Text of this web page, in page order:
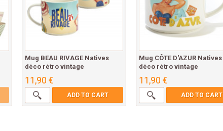
Mug BEAU RIVAGE Natives
déco rétro vintage
11,90 €
ADD TO CART
Mug CÔTE D'AZUR Natives
déco rétro vintage
11,90 €
ADD TO CART